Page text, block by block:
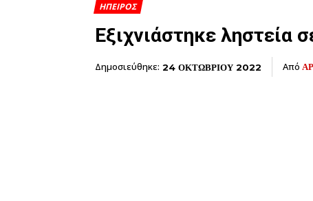
ΗΠΕΙΡΟΣ
Εξιχνιάστηκε ληστεία
Δημοσιεύθηκε: 24 ΟΚΤΩΒΡΙΟΥ 2022 Από